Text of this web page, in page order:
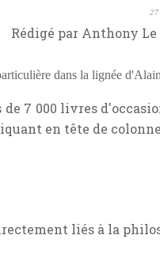
Rédigé par Anthony
dans la lignée
7 000 livres
en tête de
liés à la